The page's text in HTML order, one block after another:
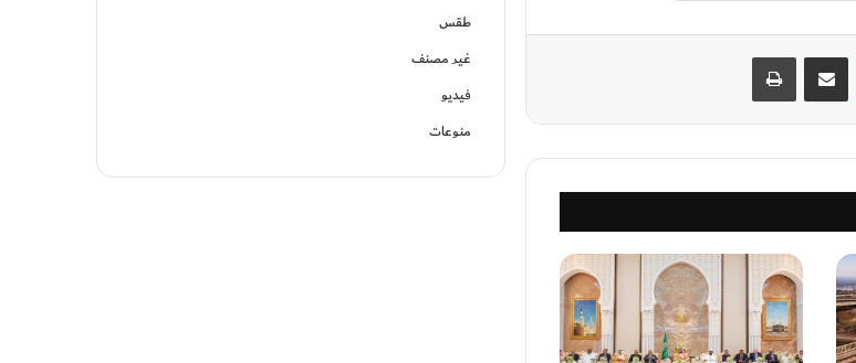
طقس
غير مصنف
فيديو
منوعات